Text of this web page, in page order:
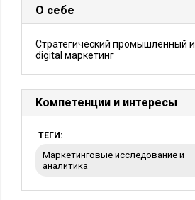
О себе
Стратегический промышленный и
digital маркетинг
Компетенции и интересы
ТЕГИ:
Маркетинговые исследование и
аналитика